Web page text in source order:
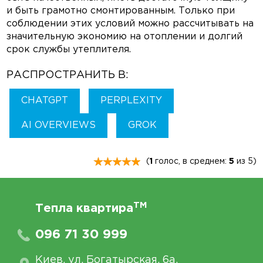
и быть грамотно смонтированным. Только при
соблюдении этих условий можно рассчитывать на
значительную экономию на отоплении и долгий
срок службы утеплителя.
РАСПРОСТРАНИТЬ В:
CHATGPT PERPLEXITY
AI OVERVIEWS GROK
(1 голос, в среднем: 5 из 5)
Тепла квартираTM
096 71 30 999
Киев, ул. Богатырская, 6а,